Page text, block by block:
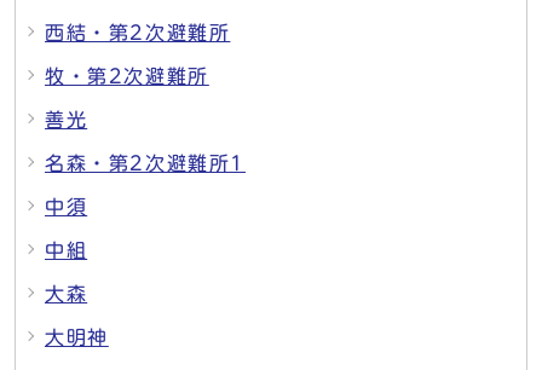
西結・第2次避難所
牧・第2次避難所
善光
名森・第2次避難所1
中須
中組
大森
大明神